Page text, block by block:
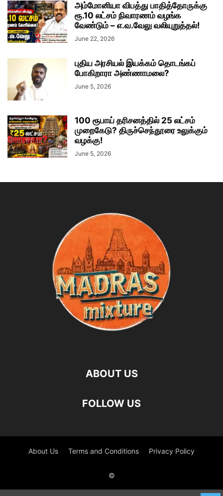
அம்மோனியா விபத்து பாதித்தோருக்கு
ரூ.10 லட்சம் நிவாரணம் வழங்க
வேண்டும் – எ.வ.வேலு வலியுறுத்தல்!
June 22, 2026
புதிய அரசியல் இயக்கம் தொடங்கப்
போகிறாரா அண்ணாமலை?
June 5, 2026
100 ரூபாய் தரிசனத்தில் 25 லட்சம்
முறைகேடு? திருச்செந்தூரை உலுக்கும்
வழக்கு!
June 5, 2026
ABOUT US
FOLLOW US
About Us Terms and Conditions Privacy Policy
©